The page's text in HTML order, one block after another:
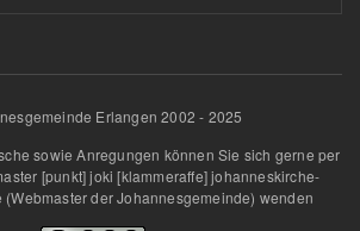
Erlangen 2002 - 2025
sowie Anregungen können Sie sich gerne per
[punkt]joki [klammeraffe]johanneskirche-
(Webmaster der Johannesgemeinde) wenden